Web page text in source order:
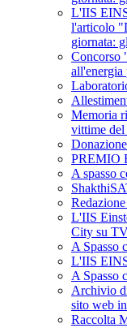
L'IIS
l'articolo
giornata:
Concorso
all'energia
Memoria
vittime del
PREMIO
A spasso
L'IIS
City su
A Spasso
L'IIS
A Spasso
Archivio
sito web
Raccolta